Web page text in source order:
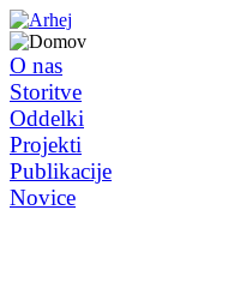
O nas
Storitve
Oddelki
Projekti
Publikacije
Novice